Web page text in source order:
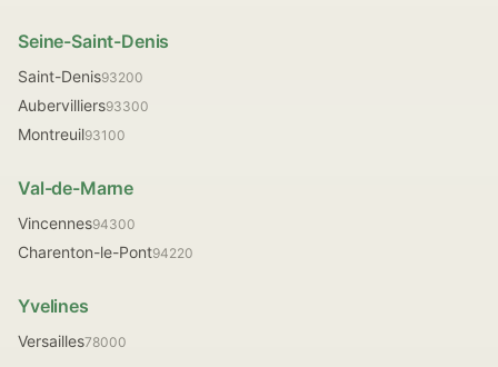
Seine-Saint-Denis
Saint-Denis93200
Aubervilliers93300
Montreuil93100
Val-de-Marne
Vincennes94300
Charenton-le-Pont94220
Yvelines
Versailles78000